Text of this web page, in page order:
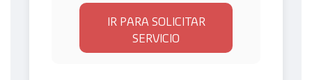
IR PARA SOLICITAR
SERVICIO